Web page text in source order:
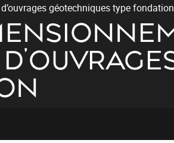
géotechniques type fondation